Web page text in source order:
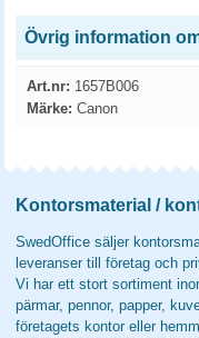
Övrig information
Art.nr: 1657B006
Märke: Canon
Kontorsmaterial /
SwedOffice säljer
leveranser till företag och
Vi har ett stort sortiment
pärmar, pennor, papper,
företagets kontor eller